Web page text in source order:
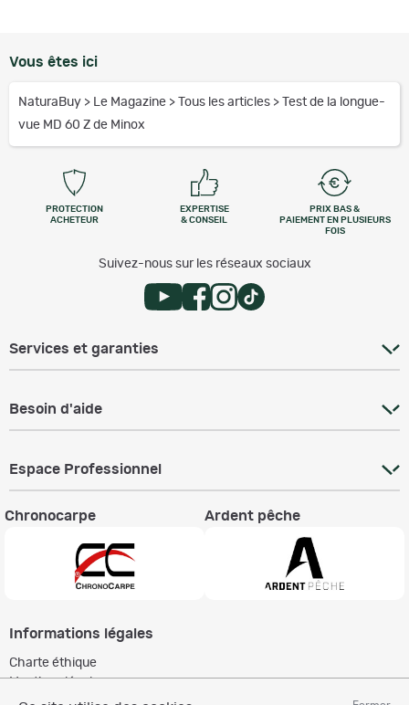
Vous êtes ici
NaturaBuy > Le Magazine > Tous les articles >
Test de la longue-
vue MD 60 Z de Minox
PROTECTION
ACHETEUR
EXPERTISE
& CONSEIL
PRIX BAS &
PAIEMENT EN PLUSIEURS
FOIS
Suivez-nous sur les réseaux sociaux
Services et garanties
Besoin d'aide
Espace Professionnel
Chronocarpe Ardent pêche
Informations légales
Charte éthique
Mentions légales
Règlement & Conditions d'utilisation